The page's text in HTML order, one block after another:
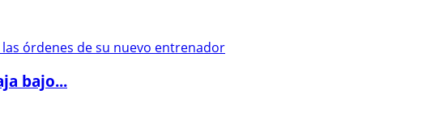
bajo...